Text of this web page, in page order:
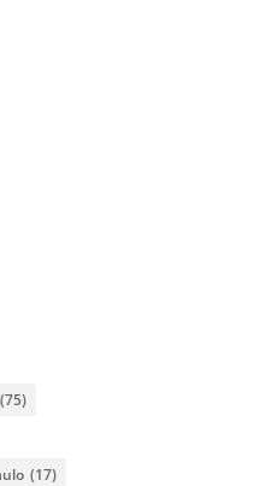
(75)
(17)